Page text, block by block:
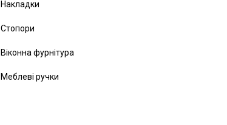
Накладки
Стопори
Віконна фурнітура
Меблеві ручки